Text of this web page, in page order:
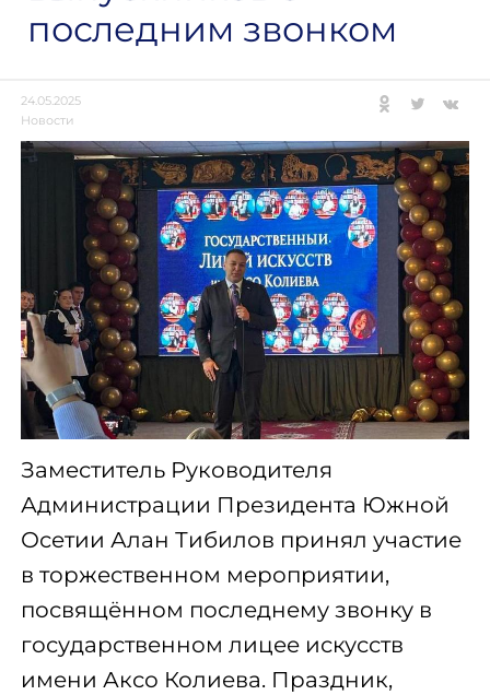
последним звонком
24.05.2025
Новости
Заместитель Руководителя
Администрации Президента Южной
Осетии Алан Тибилов принял участие
в торжественном мероприятии,
посвящённом последнему звонку в
государственном лицее искусств
имени Аксо Колиева. Праздник,